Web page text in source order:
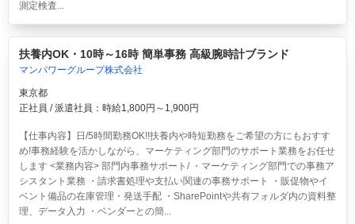
測定検査...
扶養内OK・10時～16時 簡単事務 高級腕時計ブランド
マンパワーグループ株式会社
東京都
正社員 / 派遣社員：時給1,800円～1,900円
【仕事内容】日/5時間勤務OK!!扶養内や時短勤務をご希望の方にもおすす
め!事務経験を活かしながら、マーケティング部門のサポート業務をお任せ
します <業務内容> 部門内事務サポート/ ・マーケティング部門での事務ア
シスタント業務 ・請求書処理や支払い関連の事務サポート ・販促物やイ
ベント備品の在庫管理・発送手配 ・SharePointや共有フォルダ内の資料整
理、データ入力 ・ベンダーとの簡...